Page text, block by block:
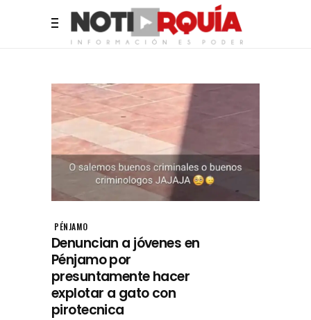
PÉNJAMO
Denuncian a jóvenes en
Pénjamo por
presuntamente hacer
explotar a gato con
pirotecnica